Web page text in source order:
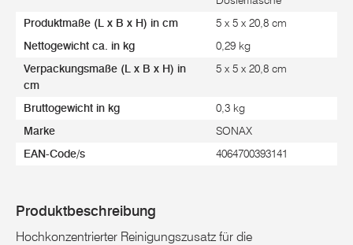
Produktmaße (L x B x H) in cm 5 x 5 x 20,8 cm
Nettogewicht ca. in kg 0,29 kg
Verpackungsmaße (L x B x H) in
cm
5 x 5 x 20,8 cm
Bruttogewicht in kg 0,3 kg
Marke SONAX
EAN-Code/s 4064700393141
Produktbeschreibung
Hochkonzentrierter Reinigungszusatz für die